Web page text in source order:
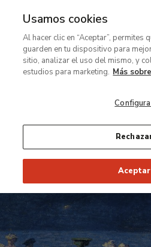
MENÚ
contenido
principal
Exposición temporal
Darío de
(1857-
Del 18 de febrero al 01 de
Usamos cookies
Al hacer clic en “Aceptar”, permites
guarden en tu dispositivo para
sitio, analizar el uso del mismo, y
estudios para marketing. Más
Aceptar